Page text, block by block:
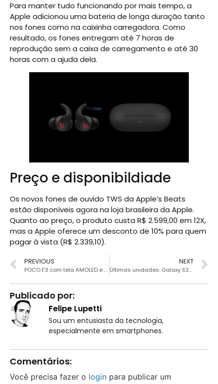
Para manter tudo funcionando por mais tempo, a
Apple adicionou uma bateria de longa duração tanto
nos fones como na caixinha carregadora. Como
resultado, os fones entregam até 7 horas de
reprodução sem a caixa de carregamento e até 30
horas com a ajuda dela.
Preço e disponibildiade
Os novos fones de ouvido TWS da Apple’s Beats
estão disponíveis agora na loja brasileira da Apple.
Quanto ao preço, o produto custa R$ 2.599,00 em 12X,
mas a Apple oferece um desconto de 10% para quem
pagar à vista (R$ 2.339,10).
PREVIOUS
POCO F3 com tela AMOLED e Snapdragon 870 a R$ 1589
NEXT
Últimas unidades: Galaxy S20 FE com Snapdragon 865 por R$ 2088
Publicado por:
Felipe Lupetti
Sou um entusiasta da tecnologia,
especialmente em smartphones.
Comentários:
Você precisa fazer o login para publicar um